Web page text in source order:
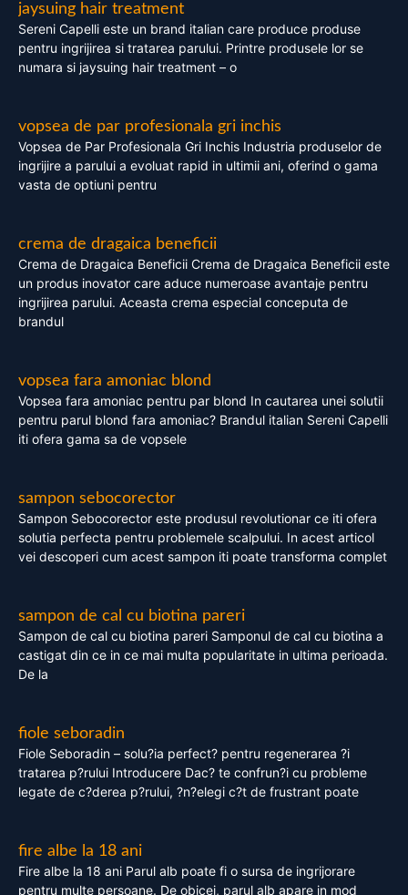
jaysuing hair treatment
Sereni Capelli este un brand italian care produce produse
pentru ingrijirea si tratarea parului. Printre produsele lor se
numara si jaysuing hair treatment – o
vopsea de par profesionala gri inchis
Vopsea de Par Profesionala Gri Inchis Industria produselor de
ingrijire a parului a evoluat rapid in ultimii ani, oferind o gama
vasta de optiuni pentru
crema de dragaica beneficii
Crema de Dragaica Beneficii Crema de Dragaica Beneficii este
un produs inovator care aduce numeroase avantaje pentru
ingrijirea parului. Aceasta crema especial conceputa de
brandul
vopsea fara amoniac blond
Vopsea fara amoniac pentru par blond In cautarea unei solutii
pentru parul blond fara amoniac? Brandul italian Sereni Capelli
iti ofera gama sa de vopsele
sampon sebocorector
Sampon Sebocorector este produsul revolutionar ce iti ofera
solutia perfecta pentru problemele scalpului. In acest articol
vei descoperi cum acest sampon iti poate transforma complet
sampon de cal cu biotina pareri
Sampon de cal cu biotina pareri Samponul de cal cu biotina a
castigat din ce in ce mai multa popularitate in ultima perioada.
De la
fiole seboradin
Fiole Seboradin – solu?ia perfect? pentru regenerarea ?i
tratarea p?rului Introducere Dac? te confrun?i cu probleme
legate de c?derea p?rului, ?n?elegi c?t de frustrant poate
fire albe la 18 ani
Fire albe la 18 ani Parul alb poate fi o sursa de ingrijorare
pentru multe persoane. De obicei, parul alb apare in mod